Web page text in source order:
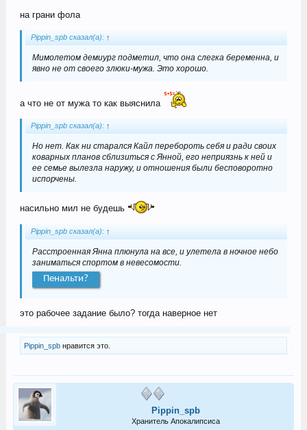
на грани фола
Pippin_spb сказал(а): ↑
Мимолетом демиург подметил, что она слегка беременна, и
явно не от своего злюки-мужа. Это хорошо.
а что не от мужа то как выяснила
Pippin_spb сказал(а): ↑
Но нет. Как ни старался Кайл перебороть себя и ради своих
коварных планов сблизиться с Янной, его неприязнь к ней и
ее семье вылезла наружу, и отношения были бесповоротно
испорчены.
насильно мил не будешь
Pippin_spb сказал(а): ↑
Расстроенная Янна плюнула на все, и улетела в ночное небо
заниматься спортом в невесомости.
Пенальти?
это рабочее задание было? тогда наверное нет
Pippin_spbнравится это.
Pippin_spb
Хранитель Апокалипсиса